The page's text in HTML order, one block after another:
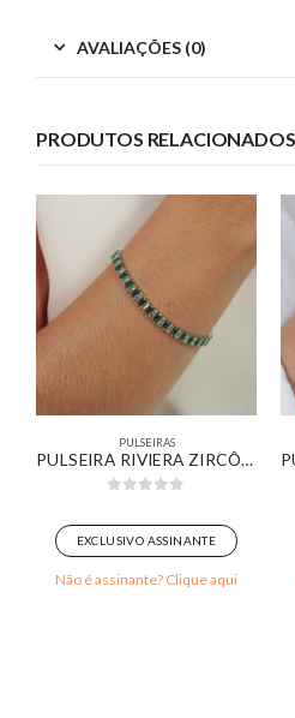
AVALIAÇÕES (0)
PRODUTOS RELACIONADOS
PULSEIRAS
PULSEIRA RIVIERA ZIRCÔNIAS VERDE E CRISTAL BANHADO EM OURO BRANCO
EXCLUSIVO ASSINANTE
Não é assinante? Clique aqui